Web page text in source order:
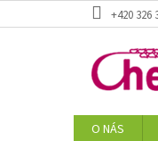
na
+420 326
O NÁS